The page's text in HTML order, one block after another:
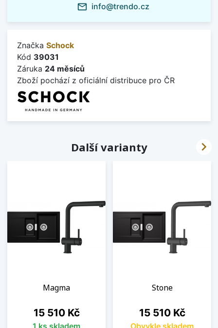
mail_outline info@trendo.cz
Značka Schock
Kód 39031
Záruka 24 měsíců
Zboží pochází z oficiální distribuce pro ČR
Další varianty
Magma
Cena
15 510 Kč
1 ks skladem
Stone
Cena
15 510 Kč
Obvykle skladem
